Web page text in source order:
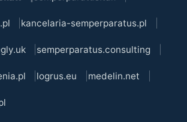
kancelaria-semperparatus.pl
semperparatus.consulting
logrus.eu medelin.net